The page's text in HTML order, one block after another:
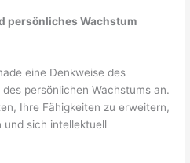
persönliches Wachstum
eine Denkweise des
persönlichen Wachstums an.
Ihre Fähigkeiten zu erweitern,
und sich intellektuell